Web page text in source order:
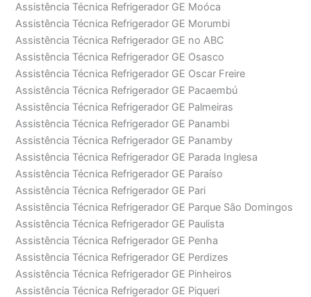
Assistência Técnica Refrigerador GE Moóca
Assistência Técnica Refrigerador GE Morumbi
Assistência Técnica Refrigerador GE no ABC
Assistência Técnica Refrigerador GE Osasco
Assistência Técnica Refrigerador GE Oscar Freire
Assistência Técnica Refrigerador GE Pacaembú
Assistência Técnica Refrigerador GE Palmeiras
Assistência Técnica Refrigerador GE Panambi
Assistência Técnica Refrigerador GE Panamby
Assistência Técnica Refrigerador GE Parada Inglesa
Assistência Técnica Refrigerador GE Paraíso
Assistência Técnica Refrigerador GE Pari
Assistência Técnica Refrigerador GE Parque São Domingos
Assistência Técnica Refrigerador GE Paulista
Assistência Técnica Refrigerador GE Penha
Assistência Técnica Refrigerador GE Perdizes
Assistência Técnica Refrigerador GE Pinheiros
Assistência Técnica Refrigerador GE Piqueri